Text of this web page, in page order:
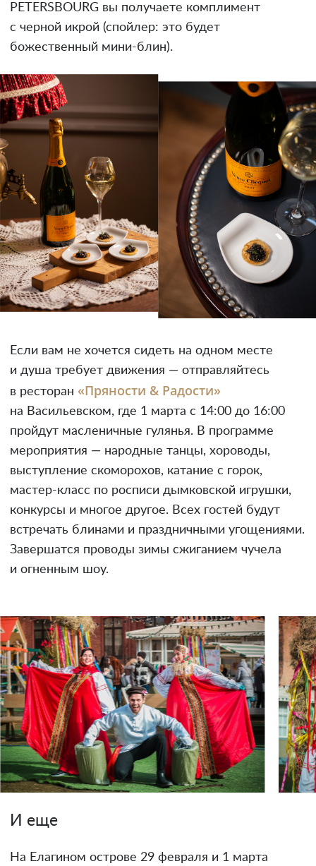
PETERSBOURG вы получаете комплимент
с черной икрой (спойлер: это будет
божественный мини-блин).
Если вам не хочется сидеть на одном месте
и душа требует движения — отправляйтесь
в ресторан «Пряности & Радости»
на Васильевском, где 1 марта с 14:00 до 16:00
пройдут масленичные гулянья. В программе
мероприятия — народные танцы, хороводы,
выступление скоморохов, катание с горок,
мастер-класс по росписи дымковской игрушки,
конкурсы и многое другое. Всех гостей будут
встречать блинами и праздничными угощениями.
Завершатся проводы зимы сжиганием чучела
и огненным шоу.
И еще
На Елагином острове 29 февраля и 1 марта